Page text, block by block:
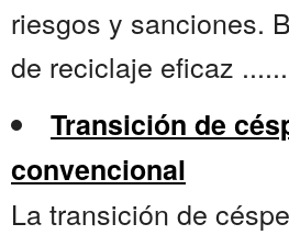
riesgos y sanciones.
de reciclaje eficaz ......
Transición de
convencional
La transición de